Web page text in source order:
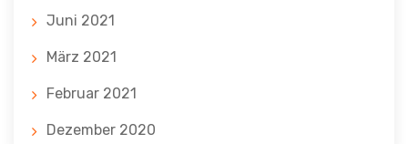
Juni 2021
März 2021
Februar 2021
Dezember 2020